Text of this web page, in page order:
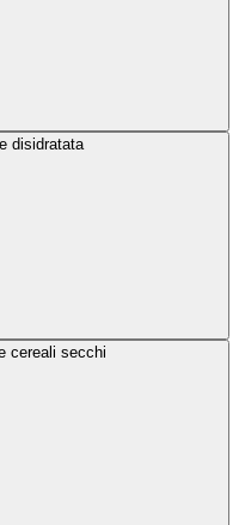
disidratata
cereali secchi